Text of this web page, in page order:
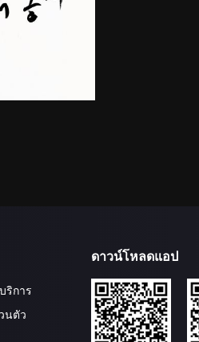
ริการ
นตัว
ดาวน์โหลดแอป